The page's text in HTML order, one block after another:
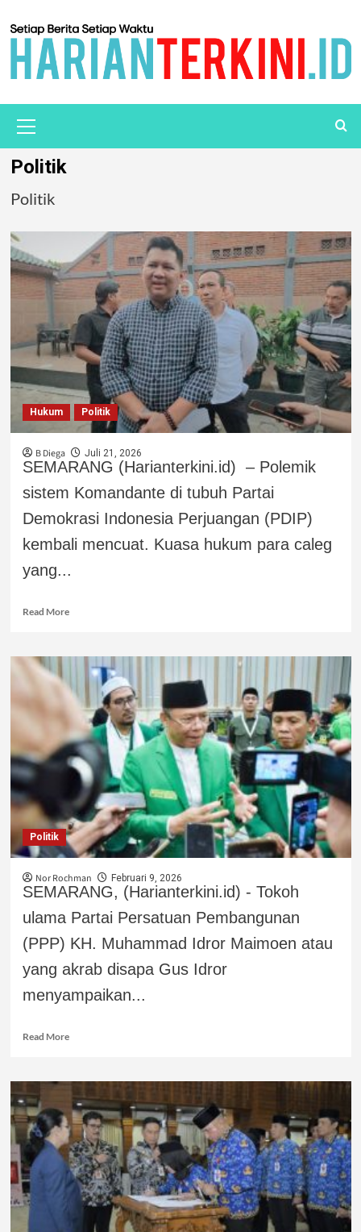
Politik
Politik
Hukum Politik
B Diega Juli 21, 2026
SEMARANG (Harianterkini.id) – Polemik
sistem Komandante di tubuh Partai
Demokrasi Indonesia Perjuangan (PDIP)
kembali mencuat. Kuasa hukum para caleg
yang...
Read More
Politik
Nor Rochman Februari 9, 2026
SEMARANG, (Harianterkini.id) - Tokoh
ulama Partai Persatuan Pembangunan
(PPP) KH. Muhammad Idror Maimoen atau
yang akrab disapa Gus Idror
menyampaikan...
Read More